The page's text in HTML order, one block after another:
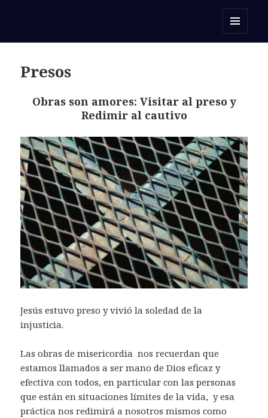
Presos
Obras son amores: Visitar al preso y
Redimir al cautivo
Jesús estuvo preso y vivió la soledad de la
injusticia.
Las obras de misericordia nos recuerdan que
estamos llamados a ser mano de Dios eficaz y
efectiva con todos, en particular con las personas
que están en situaciones límites de la vida, y esa
práctica nos redimirá a nosotros mismos como